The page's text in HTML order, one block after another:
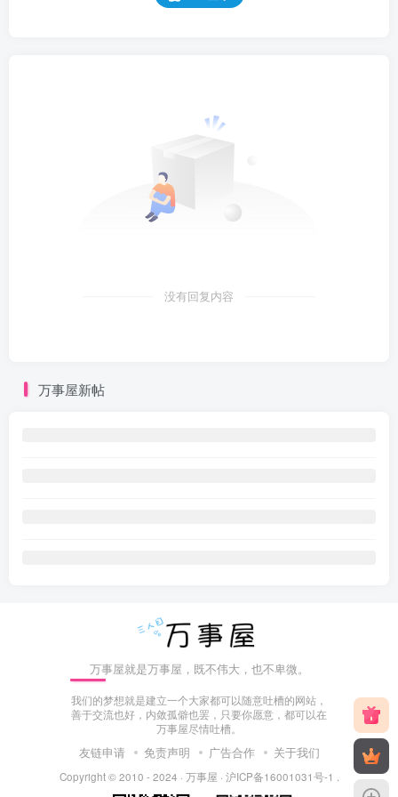
没有回复内容
万事屋新帖
万事屋就是万事屋，既不伟大，也不卑微。
我们的梦想就是建立一个大家都可以随意吐槽的网站，
善于交流也好，内敛孤僻也罢，只要你愿意，都可以在
万事屋尽情吐槽。
友链申请 免责声明 广告合作 关于我们
Copyright © 2010 - 2024 · 万事屋 · 沪ICP备16001031号-1